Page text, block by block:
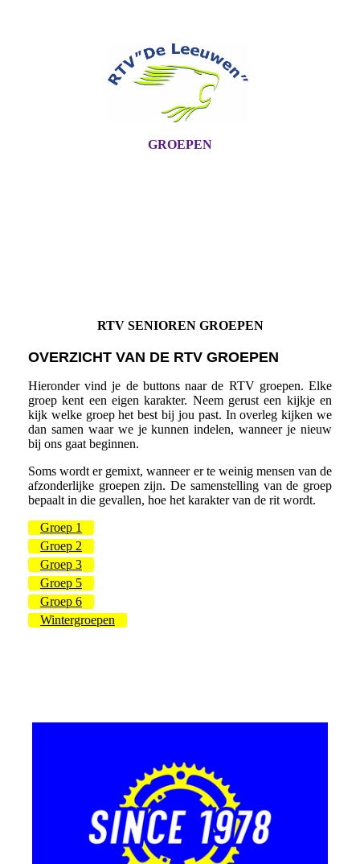
GROEPEN
RTV SENIOREN GROEPEN
OVERZICHT VAN DE RTV GROEPEN
Hieronder vind je de buttons naar de RTV groepen. Elke
groep kent een eigen karakter. Neem gerust een kijkje en
kijk welke groep het best bij jou past. In overleg kijken we
dan samen waar we je kunnen indelen, wanneer je nieuw
bij ons gaat beginnen.
Soms wordt er gemixt, wanneer er te weinig mensen van de
afzonderlijke groepen zijn. De samenstelling van de groep
bepaalt in die gevallen, hoe het karakter van de rit wordt.
Groep 1
Groep 2
Groep 3
Groep 5
Groep 6
Wintergroepen